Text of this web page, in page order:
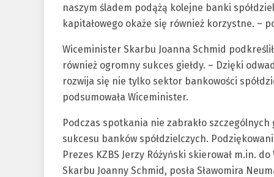
naszym śladem podążą kolejne banki
kapitałowego okaże się również korzystne. –
Wiceminister Skarbu Joanna Schmid
również ogromny sukces giełdy. – Dzięki
rozwija się nie tylko sektor bankowości
podsumowała Wiceminister.
Podczas spotkania nie zabrakło
sukcesu banków spółdzielczych.
Prezes KZBS Jerzy Różyński skierował m.in.
Skarbu Joanny Schmid, posła Sławomira